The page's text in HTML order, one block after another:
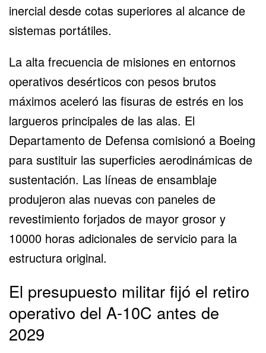
inercial desde cotas superiores al alcance de
sistemas portátiles.
La alta frecuencia de misiones en entornos
operativos desérticos con pesos brutos
máximos aceleró las fisuras de estrés en los
largueros principales de las alas. El
Departamento de Defensa comisionó a Boeing
para sustituir las superficies aerodinámicas de
sustentación. Las líneas de ensamblaje
produjeron alas nuevas con paneles de
revestimiento forjados de mayor grosor y
10000 horas adicionales de servicio para la
estructura original.
El presupuesto militar fijó el retiro
operativo del A-10C antes de
2029